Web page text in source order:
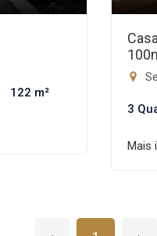
122 m²
3
Mais